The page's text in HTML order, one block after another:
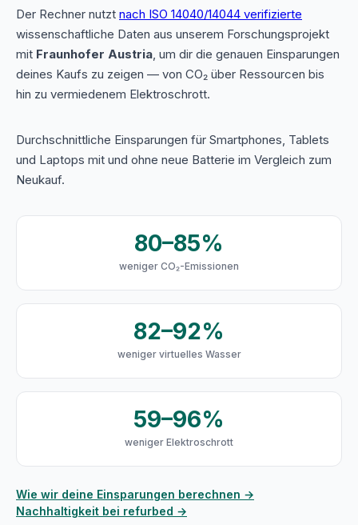
Der Rechner nutzt nach ISO 14040/14044 verifizierte
wissenschaftliche Daten aus unserem Forschungsprojekt
mit Fraunhofer Austria, um dir die genauen Einsparungen
deines Kaufs zu zeigen — von CO₂ über Ressourcen bis
hin zu vermiedenem Elektroschrott.
Durchschnittliche Einsparungen für Smartphones, Tablets
und Laptops mit und ohne neue Batterie im Vergleich zum
Neukauf.
80–85%
weniger CO₂-Emissionen
82–92%
weniger virtuelles Wasser
59–96%
weniger Elektroschrott
Wie wir deine Einsparungen berechnen →
Nachhaltigkeit bei refurbed →